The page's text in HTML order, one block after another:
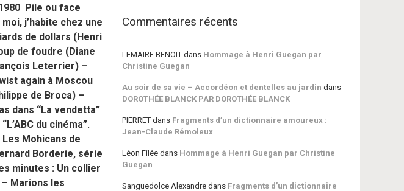
Pile ou face
j’habite chez une
de dollars (Henri
de foudre (Diane
Leterrier) –
again à Moscou
de Broca) –
dans “La vendetta”
du cinéma”.
Mohicans de
Borderie, série
minutes : Un collier
– Marions les
Commentaires récents
LEMAIRE BENOIT dans Hommage à Henri Guegan par
Christine Guegan
Au soir de sa vie – Accordéon et dentelles au jardin dans
DOROTHÉE BLANCK PAR DOROTHÉE BLANCK
PIERRET dans Fragments d’un dictionnaire amoureux :
Jean-Claude Rémoleux
Léon Filée dans Hommage à Henri Guegan par Christine
Guegan
Sanguedolce Alexandre dans Fragments d’un dictionnaire